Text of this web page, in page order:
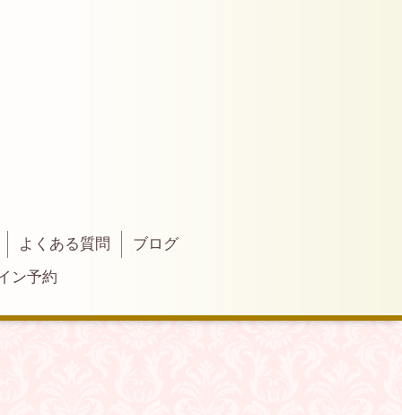
よくある質問
ブログ
ン予約